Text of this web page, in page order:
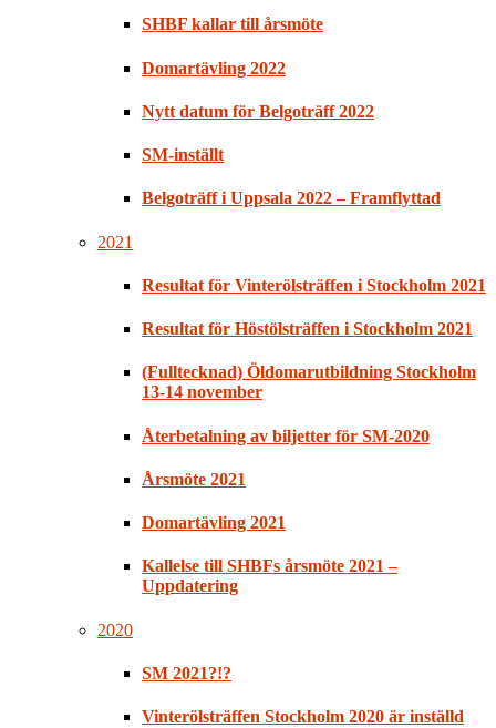
SHBF kallar till årsmöte
Domartävling 2022
Nytt datum för Belgoträff 2022
SM-inställt
Belgoträff i Uppsala 2022 – Framflyttad
2021
Resultat för Vinterölsträffen i Stockholm 2021
Resultat för Höstölsträffen i Stockholm 2021
(Fulltecknad) Öldomarutbildning Stockholm
13-14 november
Återbetalning av biljetter för SM-2020
Årsmöte 2021
Domartävling 2021
Kallelse till SHBFs årsmöte 2021 –
Uppdatering
2020
SM 2021?!?
Vinterölsträffen Stockholm 2020 är inställd